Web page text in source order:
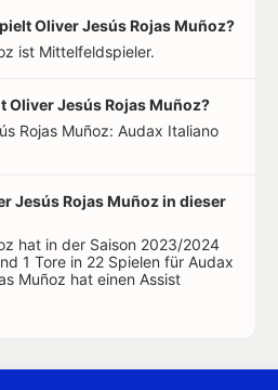
Oliver Jesús Rojas Muñoz?
ist Mittelfeldspieler.
Oliver Jesús Rojas Muñoz?
Rojas Muñoz: Audax Italiano
Jesús Rojas Muñoz in dieser
hat in der Saison 2023/2024
1 Tore in 22 Spielen für Audax
Muñoz hat einen Assist